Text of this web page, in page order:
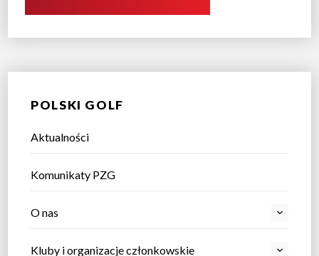
POLSKI GOLF
Aktualności
Komunikaty PZG
O nas
Kluby i organizacje członkowskie